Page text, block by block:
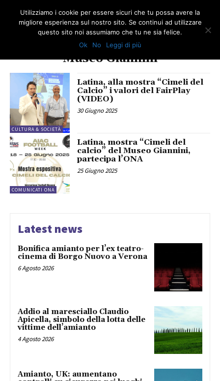
Museo Giannini
CULTURA & SOCIETÀ
Latina, alla mostra “Cimeli del
Calcio” i valori del FairPlay
(VIDEO)
30 Giugno 2025
COMUNICATI ONA
Latina, mostra “Cimeli del
calcio” del Museo Giannini,
partecipa l’ONA
25 Giugno 2025
Latest news
Bonifica amianto per l’ex teatro-
cinema di Borgo Nuovo a Verona
6 Agosto 2026
Addio al maresciallo Claudio
Apicella, simbolo della lotta delle
vittime dell’amianto
4 Agosto 2026
Amianto, UK: aumentano
Utilizziamo i cookie per essere sicuri che tu possa avere la
migliore esperienza sul nostro sito. Se continui ad utilizzare
questo sito noi assumiamo che tu ne sia felice.
Ok
No Leggi di più